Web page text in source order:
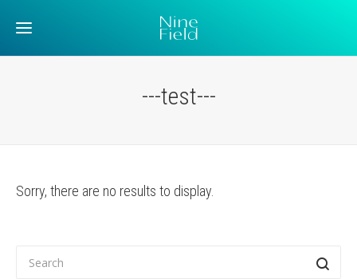
---test---
Sorry, there are no results to display.